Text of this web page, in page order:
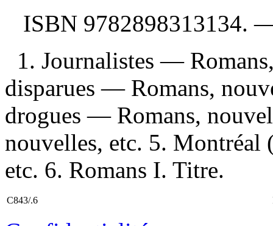
ISBN 9782898313134.
1. Journalistes —
disparues — Romans,
drogues — Romans,
nouvelles, etc. 5.
etc. 6. Romans I. Titre.
C843/.6